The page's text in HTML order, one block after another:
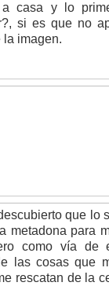
casa y lo
si es que no
la imagen.
que lo
metadona para
como vía de
las cosas que
rescatan de la